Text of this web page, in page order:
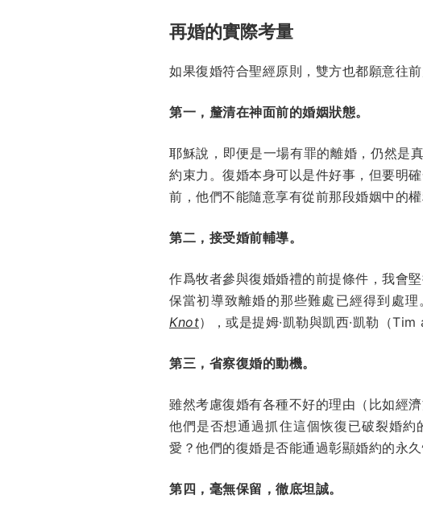
再婚的實際考量
如果復婚符合聖經原則，雙方也都願意往
第一，釐清在神面前的婚姻狀態。
耶穌說，即便是一場有罪的離婚，仍然是
約束力。復婚本身可以是件好事，但要明
前，他們不能隨意享有從前那段婚姻中的權
第二，接受婚前輔導。
作爲牧者參與復婚婚禮的前提條件，我會
保當初導致離婚的那些難處已經得到處
Knot），或是提姆·凱勒與凱西·凱勒（
第三，省察復婚的動機。
雖然考慮復婚有各種不好的理由（比如經
他們是否想通過抓住這個恢復已破裂婚約
愛？他們的復婚是否能通過彰顯婚約的永
第四，毫無保留，徹底坦誠。